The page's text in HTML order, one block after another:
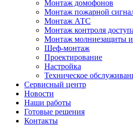
Монтаж домофонов
Монтаж пожарной
Монтаж АТС
Монтаж контроля
Монтаж молниезащиты и
Шеф-монтаж
Проектирование
Настройка
Техническое
Сервисный центр
Новости
Наши работы
Готовые решения
Контакты